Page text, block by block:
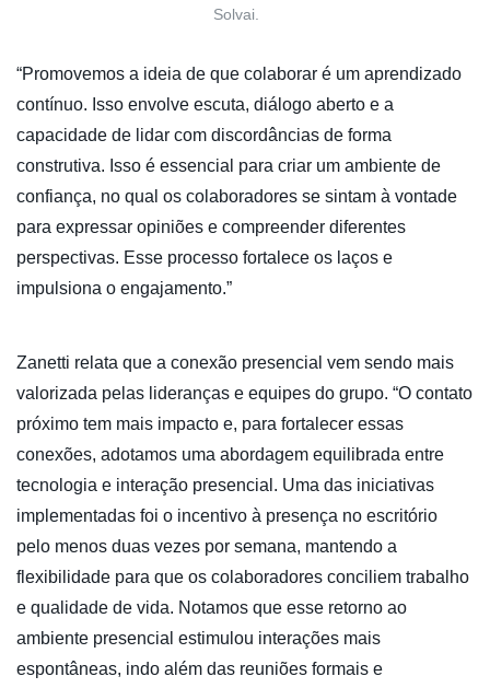
Solvai.
“Promovemos a ideia de que colaborar é um aprendizado
contínuo. Isso envolve escuta, diálogo aberto e a
capacidade de lidar com discordâncias de forma
construtiva. Isso é essencial para criar um ambiente de
confiança, no qual os colaboradores se sintam à vontade
para expressar opiniões e compreender diferentes
perspectivas. Esse processo fortalece os laços e
impulsiona o engajamento.”
Zanetti relata que a conexão presencial vem sendo mais
valorizada pelas lideranças e equipes do grupo. “O contato
próximo tem mais impacto e, para fortalecer essas
conexões, adotamos uma abordagem equilibrada entre
tecnologia e interação presencial. Uma das iniciativas
implementadas foi o incentivo à presença no escritório
pelo menos duas vezes por semana, mantendo a
flexibilidade para que os colaboradores conciliem trabalho
e qualidade de vida. Notamos que esse retorno ao
ambiente presencial estimulou interações mais
espontâneas, indo além das reuniões formais e